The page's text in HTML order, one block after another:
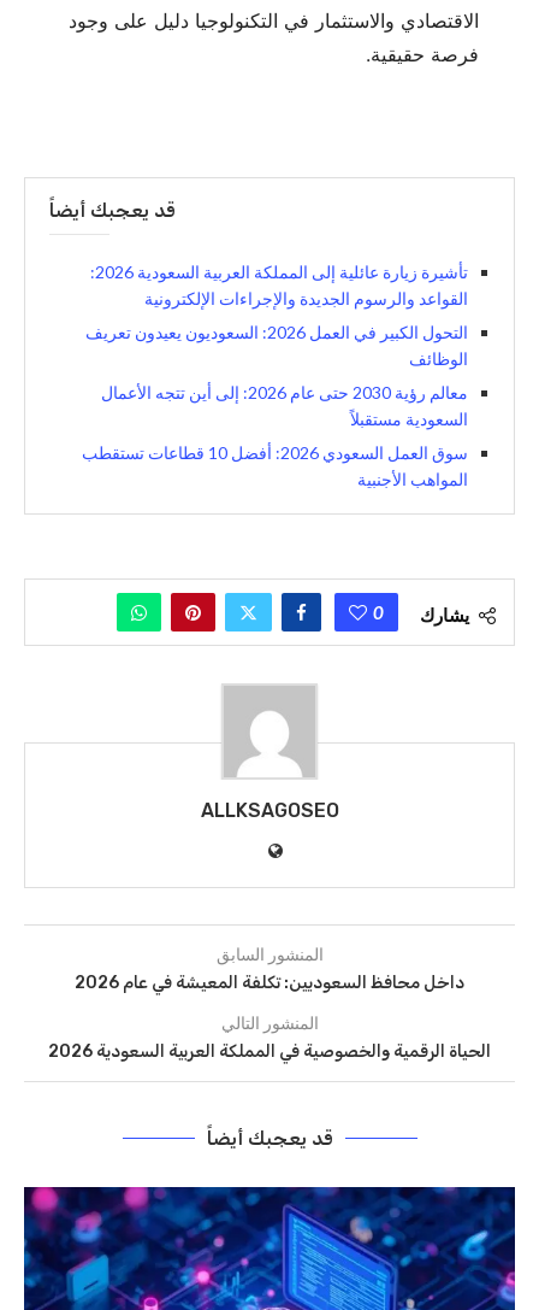
الاقتصادي والاستثمار في التكنولوجيا دليل على وجود
فرصة حقيقية.
قد يعجبك أيضاً
تأشيرة زيارة عائلية إلى المملكة العربية السعودية 2026:
القواعد والرسوم الجديدة والإجراءات الإلكترونية
التحول الكبير في العمل 2026: السعوديون يعيدون تعريف
الوظائف
معالم رؤية 2030 حتى عام 2026: إلى أين تتجه الأعمال
السعودية مستقبلاً
سوق العمل السعودي 2026: أفضل 10 قطاعات تستقطب
المواهب الأجنبية
يشارك 0
ALLKSAGOSEO
المنشور السابق
داخل محافظ السعوديين: تكلفة المعيشة في عام 2026
المنشور التالي
الحياة الرقمية والخصوصية في المملكة العربية السعودية 2026
قد يعجبك أيضاً